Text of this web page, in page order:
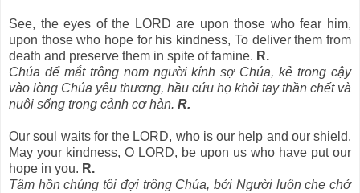
See, the eyes of the LORD are upon those who fear him,
upon those who hope for his kindness, To deliver them from
death and preserve them in spite of famine. R.
Chúa để mắt trông nom người kính sợ Chúa, kẻ trong cậy
vào lòng Chúa yêu thương, hầu cứu họ khỏi tay thần chết và
nuôi sống trong cảnh cơ hàn. R.
Our soul waits for the LORD, who is our help and our shield.
May your kindness, O LORD, be upon us who have put our
hope in you. R.
Tâm hồn chúng tôi đợi trông Chúa, bởi Người luôn che chở